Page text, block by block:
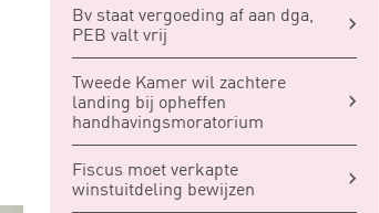
Bv staat vergoeding af aan dga,
PEB valt vrij
Tweede Kamer wil zachtere
landing bij opheffen
handhavingsmoratorium
Fiscus moet verkapte
winstuitdeling bewijzen